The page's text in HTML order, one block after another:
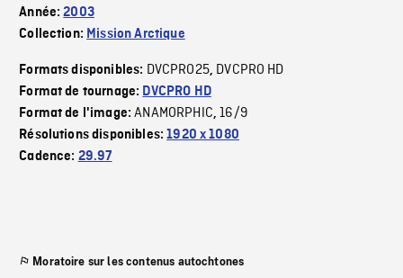
Année:2003
Collection: Mission Arctique
Formats disponibles: DVCPRO25, DVCPRO HD
Format de tournage: DVCPRO HD
Format de l'image:ANAMORPHIC,16/9
Résolutions disponibles:1920 x 1080
Cadence: 29.97
Moratoire sur les contenus autochtones